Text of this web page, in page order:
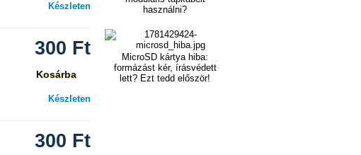
Készleten
300 Ft
Kosárba
Készleten
300 Ft
használni?
MicroSD kártya hiba:
formázást kér, írásvédett
lett? Ezt tedd először!